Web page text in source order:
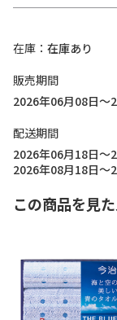
在庫
在庫あり
販売期間
2026年06月08日～
配送期間
2026年06月18日～
2026年08月18日～
この商品を見